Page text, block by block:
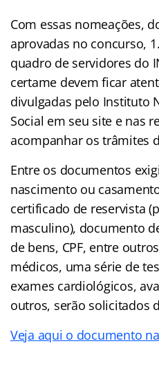
Com essas nomeações,
aprovadas no concurso,
quadro de servidores do
certame devem ficar
divulgadas pelo Instituto
Social em seu site e nas
acompanhar os trâmites
Entre os documentos
nascimento ou
certificado de reservista
masculino), documento
de bens, CPF, entre
médicos, uma série de
exames cardiológicos,
outros, serão solicitados
Veja aqui o documento